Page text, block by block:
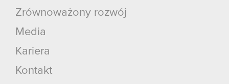
Zrównoważony rozwój
Media
Kariera
Kontakt